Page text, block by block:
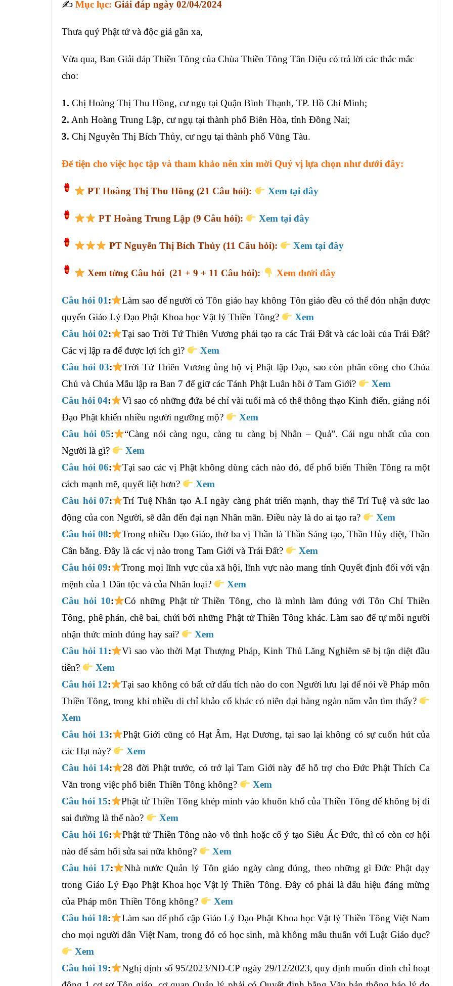
✍️ Mục lục: Giải đáp ngày 02/04/2024
Thưa quý Phật tử và độc giả gần xa,
Vừa qua, Ban Giải đáp Thiền Tông của Chùa Thiền Tông Tân Diệu có trả lời các thắc mắc
cho:
1. Chị Hoàng Thị Thu Hồng, cư ngụ tại Quận Bình Thạnh, TP. Hồ Chí Minh;
2. Anh Hoàng Trung Lập, cư ngụ tại thành phố Biên Hòa, tỉnh Đồng Nai;
3. Chị Nguyễn Thị Bích Thủy, cư ngụ tại thành phố Vũng Tàu.
Để tiện cho việc học tập và tham khảo nên xin mời Quý vị lựa chọn như dưới đây:
PT Hoàng Thị Thu Hồng(21 Câu hỏi): Xem tại đây
PT Hoàng Trung Lập (9 Câu hỏi): Xem tại đây
PT Nguyễn Thị Bích Thủy (11 Câu hỏi): Xem tại đây
Xem từng Câu hỏi (21 + 9 + 11 Câu hỏi): Xem dưới đây
Câu hỏi 01:
Làm sao để người có Tôn giáo hay không Tôn giáo đều có thể đón nhận được
quyển Giáo Lý Đạo Phật Khoa học Vật lý Thiền Tông?
Xem
Câu hỏi 02:
Tại sao Trời Tứ Thiên Vương phải tạo ra các Trái Đất và các loài của Trái Đất?
Các vị lập ra để được lợi ích gì?
Xem
Câu hỏi 03:
Trời Tứ Thiên Vương ủng hộ vị Phật lập Đạo, sao còn phân công cho Chúa
Chủ và Chúa Mẫu lập ra Ban 7 để giữ các Tánh Phật Luân hồi ở Tam Giới?
Xem
Câu hỏi 04:
Vì sao có những đứa bé chỉ vài tuổi mà có thể thông thạo Kinh điển, giảng nói
Đạo Phật khiến nhiều người ngưỡng mộ?
Xem
Câu hỏi 05:
“Càng nói càng ngu, càng tu càng bị Nhân – Quả”. Cái ngu nhất của con
Người là gì?
Xem
Câu hỏi 06:
Tại sao các vị Phật không dùng cách nào đó, để phổ biến Thiền Tông ra một
cách mạnh mẽ, quyết liệt hơn?
Xem
Câu hỏi 07:
Trí Tuệ Nhân tạo A.I ngày càng phát triển mạnh, thay thế Trí Tuệ và sức lao
động của con Người, sẽ dẫn đến đại nạn Nhân mãn. Điều này là do ai tạo ra?
Xem
Câu hỏi 08:
Trong nhiều Đạo Giáo, thờ ba vị Thần là Thần Sáng tạo, Thần Hủy diệt, Thần
Cân bằng. Đây là các vị nào trong Tam Giới và Trái Đất?
Xem
Câu hỏi 09:
Trong mọi lĩnh vực của xã hội, lĩnh vực nào mang tính Quyết định đối với vận
mệnh của 1 Dân tộc và của Nhân loại?
Xem
Câu hỏi 10:
Có những Phật tử Thiền Tông, cho là mình làm đúng với Tôn Chỉ Thiền
Tông, phê phán, chê bai, chửi bới những Phật tử Thiền Tông khác. Làm sao để tự mỗi người
nhận thức mình đúng hay sai?
Xem
Câu hỏi 11:
Vì sao vào thời Mạt Thượng Pháp, Kinh Thủ Lăng Nghiêm sẽ bị tận diệt đầu
tiên?
Xem
Câu hỏi 12:
Tại sao không có bất cứ dấu tích nào do con Người lưu lại để nói về Pháp môn
Thiền Tông, trong khi nhiều di chỉ khảo cổ khác có niên đại hàng ngàn năm vẫn tìm thấy?
Xem
Câu hỏi 13:
Phật Giới cũng có Hạt Âm, Hạt Dương, tại sao lại không có sự cuốn hút của
các Hạt này?
Xem
Câu hỏi 14:
28 đời Phật trước, có trở lại Tam Giới này để hỗ trợ cho Đức Phật Thích Ca
Văn trong việc phổ biến Thiền Tông không?
Xem
Câu hỏi 15:
Phật tử Thiền Tông khép mình vào khuôn khổ của Thiền Tông để không bị đi
sai đường là thế nào?
Xem
Câu hỏi 16:
Phật tử Thiền Tông nào vô tình hoặc cố ý tạo Siêu Ác Đức, thì có còn cơ hội
nào để sám hối sửa sai nữa không?
Xem
Câu hỏi 17:
Nhà nước Quản lý Tôn giáo ngày càng đúng, theo những gì Đức Phật dạy
trong Giáo Lý Đạo Phật Khoa học Vật lý Thiền Tông. Đây có phải là dấu hiệu đáng mừng
của Pháp môn Thiền Tông không?
Xem
Câu hỏi 18:
Làm sao để phổ cập Giáo Lý Đạo Phật Khoa học Vật lý Thiền Tông Việt Nam
cho mọi người dân Việt Nam, trong đó có học sinh, mà không mâu thuẫn với Luật Giáo dục?
Xem
Câu hỏi 19:
Nghị định số 95/2023/NĐ-CP ngày 29/12/2023, quy định muốn đình chỉ hoạt